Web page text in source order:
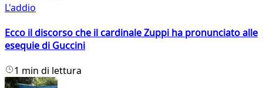
L'addio
Ecco il discorso che il cardinale Zuppi ha pronunciato alle
esequie di Guccini
1 min di lettura